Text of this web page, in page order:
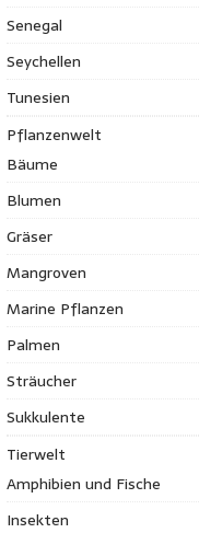
Senegal
Seychellen
Tunesien
Pflanzenwelt
Bäume
Blumen
Gräser
Mangroven
Marine Pflanzen
Palmen
Sträucher
Sukkulente
Tierwelt
Amphibien und Fische
Insekten